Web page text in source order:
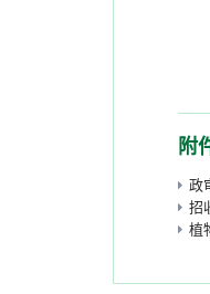
附
政
招
植